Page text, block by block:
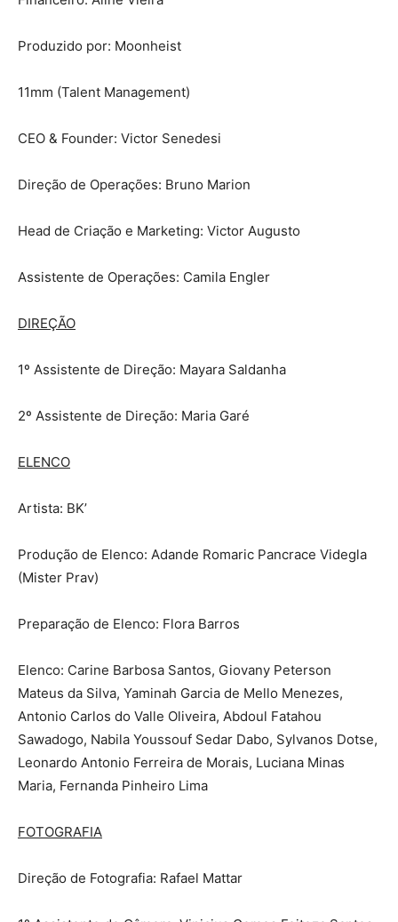
Produzido por: Moonheist
11mm (Talent Management)
CEO & Founder: Victor Senedesi
Direção de Operações: Bruno Marion
Head de Criação e Marketing: Victor Augusto
Assistente de Operações: Camila Engler
DIREÇÃO
1º Assistente de Direção: Mayara Saldanha
2º Assistente de Direção: Maria Garé
ELENCO
Artista: BK’
Produção de Elenco: Adande Romaric Pancrace Videgla
(Mister Prav)
Preparação de Elenco: Flora Barros
Elenco: Carine Barbosa Santos, Giovany Peterson
Mateus da Silva, Yaminah Garcia de Mello Menezes,
Antonio Carlos do Valle Oliveira, Abdoul Fatahou
Sawadogo, Nabila Youssouf Sedar Dabo, Sylvanos Dotse,
Leonardo Antonio Ferreira de Morais, Luciana Minas
Maria, Fernanda Pinheiro Lima
FOTOGRAFIA
Direção de Fotografia: Rafael Mattar